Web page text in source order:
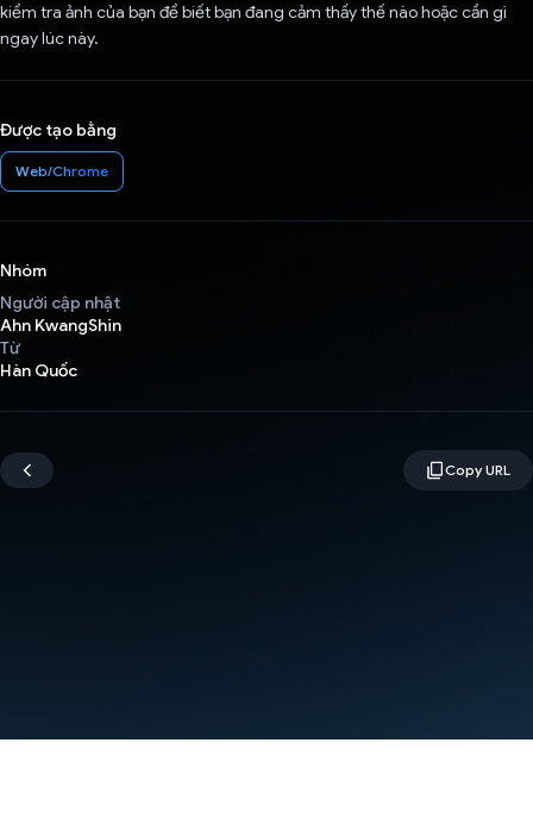
kiểm tra ảnh của bạn để biết bạn đang cảm thấy thế nào hoặc cần gì
ngay lúc này.
Được tạo bằng
Web/Chrome
Nhóm
Người cập nhật
Ahn KwangShin
Từ
Hàn Quốc